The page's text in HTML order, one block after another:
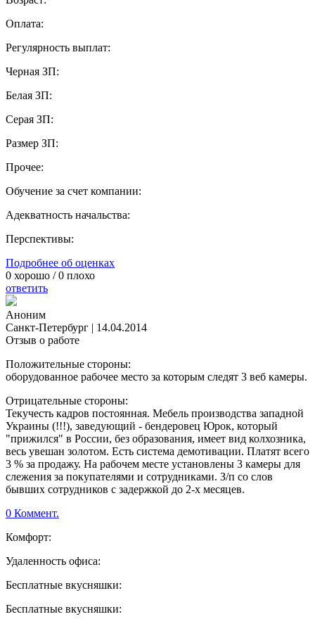
Оплата:
Регулярность выплат:
Черная ЗП:
Белая ЗП:
Серая ЗП:
Размер ЗП:
Прочее:
Обучение за счет компании:
Адекватность начальства:
Перспективы:
Подробнее об оценках
0 хорошо /0 плохо
ответить
Аноним
Санкт-Петербург | 14.04.2014
Отзыв о работе
Положительные стороны:
оборудованное рабочее место за которым следят 3 веб камеры.
Отрицательные стороны:
Текучесть кадров постоянная. Мебель производства западной
Украины (!!!), заведующий - бендеровец Юрок, который
"прижился" в России, без образования, имеет вид колхозника,
весь увешан золотом. Есть система демотивации. Платят всего
3 % за продажу. На рабочем месте установлены 3 камеры для
слежения за покупателями и сотрудниками. З/п со слов
бывших сотрудников с задержкой до 2-х месяцев.
0 Коммент.
Комфорт:
Удаленность офиса:
Бесплатные вкусняшки:
Бесплатные вкусняшки: